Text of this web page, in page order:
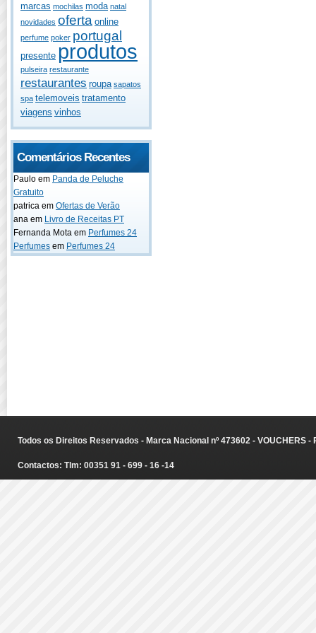
marcas mochilas moda natal
novidades oferta online
perfume poker portugal
presente produtos
pulseira restaurante
restaurantes roupa sapatos
spa telemoveis tratamento
viagens vinhos
Comentários Recentes
Paulo em Panda de Peluche
Gratuito
patrica em Ofertas de Verão
ana em Livro de Receitas PT
Fernanda Mota em Perfumes 24
Perfumes em Perfumes 24
Todos os Direitos Reservados - Marca Nacional nº 473602 - VOUCHERS
Contactos: Tlm: 00351 91 - 699 - 16 -14